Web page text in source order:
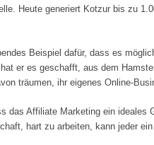
Heute generiert Kotzur bis zu
Beispiel dafür, dass es
er es geschafft, aus dem
träumen, ihr eigenes Online-
das Affiliate Marketing ein
hart zu arbeiten, kann jeder